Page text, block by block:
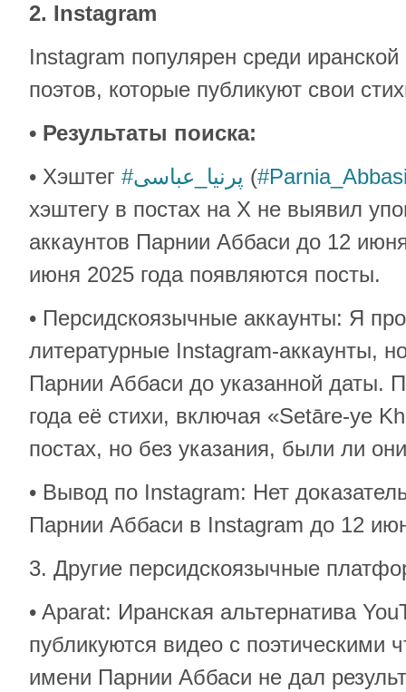
2. Instagram
Instagram популярен среди
поэтов, которые публикуют свои
• Результаты поиска:
• Хэштег
#پرنیا_عباسی (
хэштегу в постах на X не выявил
аккаунтов Парнии Аббаси до 12
июня 2025 года появляются посты.
• Персидскоязычные аккаунты: Я
литературные Instagram-аккаунты,
Парнии Аббаси до указанной даты.
года её стихи, включая «Setāre-ye
постах, но без указания, были ли
• Вывод по Instagram: Нет
Парнии Аббаси в Instagram до 12
3. Другие персидскоязычные
• Aparat: Иранская альтернатива
публикуются видео с поэтическими
имени Парнии Аббаси не дал